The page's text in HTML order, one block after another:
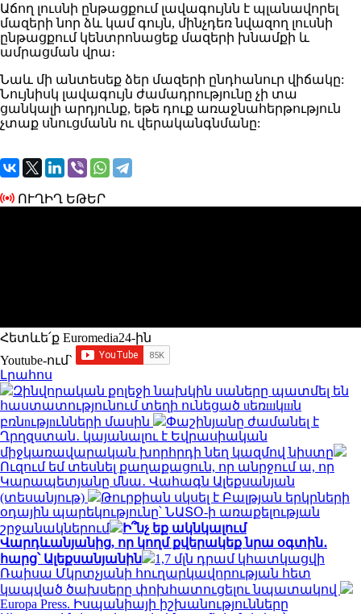
Աճող լուսնի ընթացքում լավագույնն է պլանավորել
մազերի նոր ձև կամ գույն, մինչդեռ նվազող լուսնի
ընթացքում կենտրոնացեք մազերի խնամքի և
ամրացման վրա։
Նաև մի անտեսեք ձեր մազերի ընդհանուր վիճակը:
Նույնիսկ լավագույն ժամադրությունը չի տա
ցանկալի արդյունք, եթե դուք առաջնահերթություն
չտաք սնուցմանն ու վերականգնմանը:
ՈՒՂԻՂ ԵԹԵՐ
Հետևե՛ք Euromedia24-ին
Youtube-ում`
Լրահոս
Զինվորական քոլեջի նախկին սաները պատմել են
հաստատությունում տեղի ունեցած uեռшկшն
բռնnւթյnւնների մասին
Փաշինյանը ժամանել է
Ղրղզստան․ կայանալու է Եվրասիական
միջկառավարական խորհրդի նեղ կազմով նիստը
Ուզում եմ տեսնել քաղաքացուն, որ անրջում ա, որ
Կարապետյանը մնա․ Վահագն Ալեքսանյան
(տեսանյութ)
Թուրքիան սկսել է Բալթյան երկրների
օդային պարեկությունը՝ ՆԱՏՕ-ի առաքելության
շրջանակներում
Ի՞նչ եք ակնկալում
Վարդևանյանից, որ կողմ քվերակեք նրա օգտին․
հարց՝ Ալեքսանյանին
1,7 մլն դրամ կհատկացվի
Ռաիսա Մկրտչյանի հուղարկավորության հետ
կապված ծախսերը փոխհատուցելու նպատակով
Europa Press. Իսպանիայի իշխանությունները